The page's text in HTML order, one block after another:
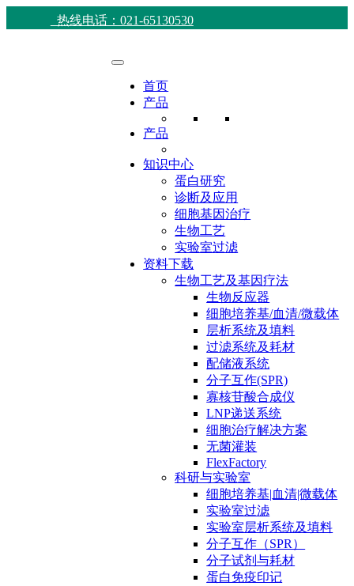
热线电话：021-65130530
首页
产品
产品
知识中心
蛋白研究
诊断及应用
细胞基因治疗
生物工艺
实验室过滤
资料下载
生物工艺及基因疗法
生物反应器
细胞培养基/血清/微载体
层析系统及填料
过滤系统及耗材
配储液系统
分子互作(SPR)
寡核苷酸合成仪
LNP递送系统
细胞治疗解决方案
无菌灌装
FlexFactory
科研与实验室
细胞培养基|血清|微载体
实验室过滤
实验室层析系统及填料
分子互作（SPR）
分子试剂与耗材
蛋白免疫印记